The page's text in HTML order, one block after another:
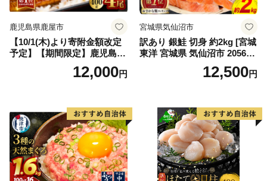
鹿児島県鹿屋市
【10/1(木)より寄附金額改定
予定】【期間限定】鹿児島県
大隅産うなぎ蒲焼4尾（400
g） KN007-02312,000円
宮城県気仙沼市
訳あり 銀鮭 切身 約2kg [宮城
東洋 宮城県 気仙沼市 205649
91] 鮭 魚介類 海鮮 訳アリ 規
格外 不揃い さけ サケ 鮭切身
切り身 魚 わけあり
12,500円